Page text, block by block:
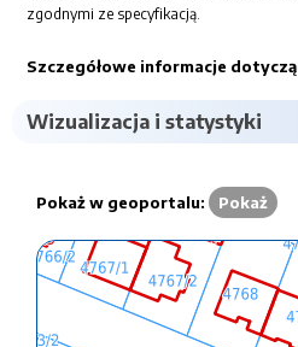
zgodnymi ze specyfikacją.
Szczegółowe informacje
Wizualizacja i statystyki
Pokaż w geoportalu: Pokaż